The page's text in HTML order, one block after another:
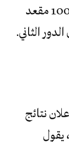
نتائج
يقول